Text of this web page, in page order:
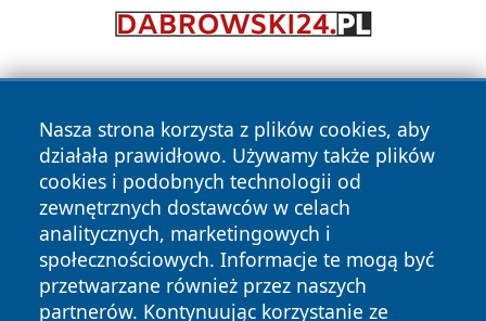
Nasza strona korzysta z plików cookies, aby
działała prawidłowo. Używamy także plików
cookies i podobnych technologii od
zewnętrznych dostawców w celach
analitycznych, marketingowych i
społecznościowych. Informacje te mogą być
przetwarzane również przez naszych
partnerów. Kontynuując korzystanie ze
Copyright © 2026 przemyslonline.pl Wszystkie prawa
zastrzeżone.
Polityka Polityka